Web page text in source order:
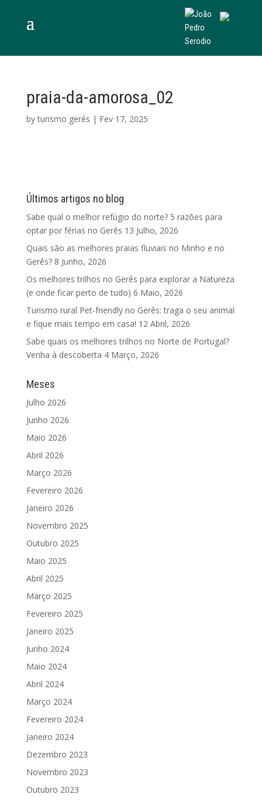
praia-da-amorosa_02
byturismo gerês | Fev 17, 2025
Últimos artigos no blog
Sabe qual o melhor refúgio do norte? 5 razões para
optar por férias no Gerês 13 Julho, 2026
Quais são as melhores praias fluviais no Minho e no
Gerês? 8 Junho, 2026
Os melhores trilhos no Gerês para explorar a Natureza
(e onde ficar perto de tudo) 6 Maio, 2026
Turismo rural Pet-friendly no Gerês: traga o seu animal
e fique mais tempo em casa! 12 Abril, 2026
Sabe quais os melhores trilhos no Norte de Portugal?
Venha à descoberta 4 Março, 2026
Meses
Julho 2026
Junho 2026
Maio 2026
Abril 2026
Março 2026
Fevereiro 2026
Janeiro 2026
Novembro 2025
Outubro 2025
Maio 2025
Abril 2025
Março 2025
Fevereiro 2025
Janeiro 2025
Junho 2024
Maio 2024
Abril 2024
Março 2024
Fevereiro 2024
Janeiro 2024
Dezembro 2023
Novembro 2023
Outubro 2023